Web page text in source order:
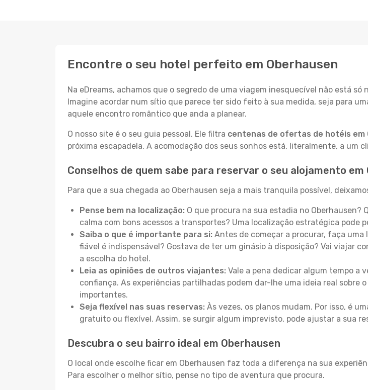
Encontre o seu hotel perfeito em Oberhausen
Na eDreams, achamos que o segredo de uma viagem inesquecível não está
Imagine acordar num sítio que parece ter sido feito à sua medida, seja para
aquele encontro romântico que anda a planear.
O nosso site é o seu guia pessoal. Ele filtra centenas de ofertas de hotéis em
próxima escapadela. A acomodação dos seus sonhos está, literalmente, a um
Conselhos de quem sabe para reservar o seu alojamento em
Para que a sua chegada ao Oberhausen seja a mais tranquila possível,
Pense bem na localização: O que procura na sua estadia no
calma com bons acessos a transportes? Uma localização estratégica pode
Saiba o que é importante para si: Antes de começar a procurar, faça
fiável é indispensável? Gostava de ter um ginásio à disposição? Vai viajar
a escolha do hotel.
Leia as opiniões de outros viajantes: Vale a pena dedicar algum tempo a
confiança. As experiências partilhadas podem dar-lhe uma ideia real sobre
importantes.
Seja flexível nas suas reservas: Às vezes, os planos mudam. Por isso, é
gratuito ou flexível. Assim, se surgir algum imprevisto, pode ajustar a sua
Descubra o seu bairro ideal em Oberhausen
O local onde escolhe ficar em Oberhausen faz toda a diferença na sua
Para escolher o melhor sítio, pense no tipo de aventura que procura.